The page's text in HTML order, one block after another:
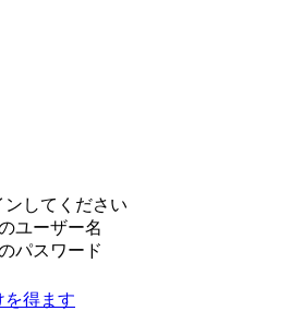
してください
ユーザー名
パスワード
を得ます